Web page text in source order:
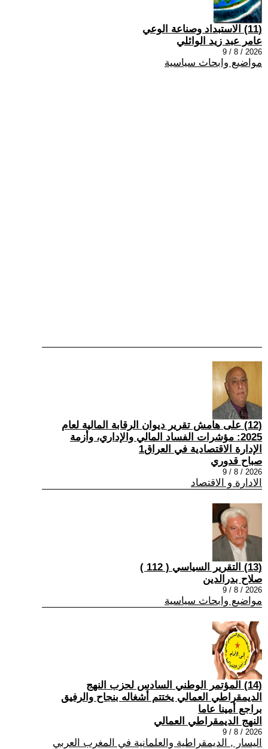
(11) الاستبداد وصناعة الوعي
عامر عبد زيد الوائلي
2026 / 8 / 9
مواضيع وابحاث سياسية
(12) على هامش تقرير ديوان الرقابة المالية لعام
2025: مؤشرات الفساد المالي والإداري، وأزمة
الإدارة الاقتصادية في العراق1
صباح قدوري
2026 / 8 / 9
الادارة و الاقتصاد
(13) التقرير السياسي ( 112 )
صلاح بدرالدين
2026 / 8 / 9
مواضيع وابحاث سياسية
(14) المؤتمر الوطني السادس لحزب النهج
الديمقراطي العمالي يختتم أشغاله بنجاح والرفيق
براجع أمينا عاما
النهج الديمقراطي العمالي
2026 / 8 / 9
اليسار , الديمقراطية والعلمانية في المغرب العربي